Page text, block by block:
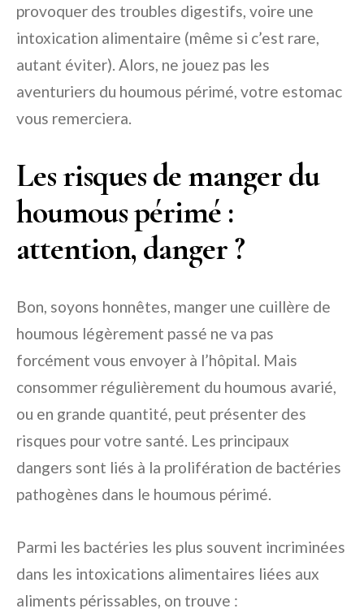
provoquer des troubles digestifs, voire une
intoxication alimentaire (même si c’est rare,
autant éviter). Alors, ne jouez pas les
aventuriers du houmous périmé, votre estomac
vous remerciera.
Les risques de manger du
houmous périmé :
attention, danger ?
Bon, soyons honnêtes, manger une cuillère de
houmous légèrement passé ne va pas
forcément vous envoyer à l’hôpital. Mais
consommer régulièrement du houmous avarié,
ou en grande quantité, peut présenter des
risques pour votre santé. Les principaux
dangers sont liés à la prolifération de bactéries
pathogènes dans le houmous périmé.
Parmi les bactéries les plus souvent incriminées
dans les intoxications alimentaires liées aux
aliments périssables, on trouve :